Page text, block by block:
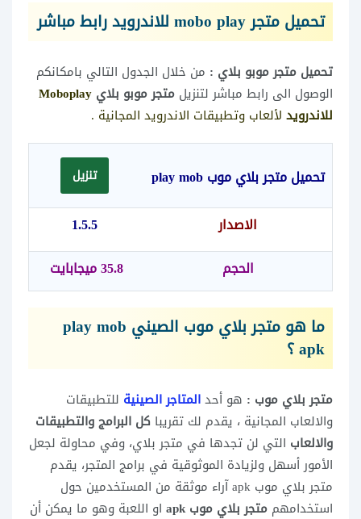
تحميل متجر mobo play للاندرويد رابط مباشر
تحميل متجر موبو بلاي : من خلال الجدول التالي بامكانكم
الوصول الى رابط مباشر لتنزيل متجر موبو بلاي Moboplay
للاندرويد لألعاب وتطبيقات الاندرويد المجانية .
تحميلمتجر بلاي موب play mob تنزيل
الاصدار
1.5.5
الحجم
35.8 ميجابايت
ما هو متجر بلاي موب الصيني play mob
apk ؟
متجر بلاي موب : هو أحدالمتاجر الصينية للتطبيقات
والالعاب المجانية ، يقدم لك تقريبا كل البرامج والتطبيقات
والالعاب التي لن تجدها في متجر بلاي، وفي محاولة لجعل
الأمور أسهل ولزيادة الموثوقية في برامج المتجر، يقدم
متجر بلاي موب apk آراء موثقة من المستخدمين حول
استخدامهم متجر بلاي موب apk
او اللعبة وهو ما يمكن أن